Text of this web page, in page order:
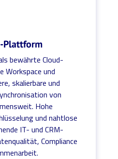
Plattform
bewährte Cloud-
und
skalierbare und
von
Hohe
und nahtlose
IT- und CRM-
Compliance